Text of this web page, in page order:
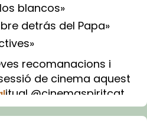
blancos»
detrás del Papa»
recomanacions i
de cinema aquest
itual @cinemaspiritcat
IA (OpenAI)